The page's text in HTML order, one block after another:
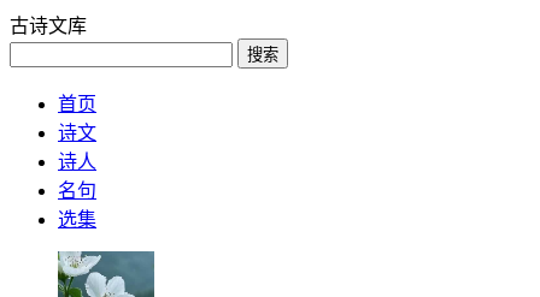
古诗文库
搜索
首页
诗文
诗人
名句
选集